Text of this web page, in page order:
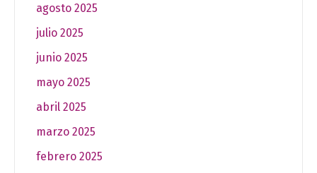
agosto 2025
julio 2025
junio 2025
mayo 2025
abril 2025
marzo 2025
febrero 2025